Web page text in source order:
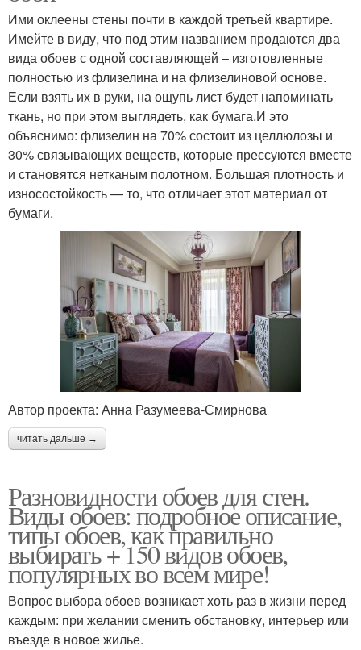
Ими оклеены стены почти в каждой третьей квартире.
Имейте в виду, что под этим названием продаются два
вида обоев с одной составляющей – изготовленные
полностью из флизелина и на флизелиновой основе.
Если взять их в руки, на ощупь лист будет напоминать
ткань, но при этом выглядеть, как бумага.И это
объяснимо: флизелин на 70% состоит из целлюлозы и
30% связывающих веществ, которые прессуются вместе
и становятся нетканым полотном. Большая плотность и
износостойкость — то, что отличает этот материал от
бумаги.
Автор проекта: Анна Разумеева-Смирнова
читать дальше →
Разновидности обоев для стен.
Виды обоев: подробное описание,
типы обоев, как правильно
выбирать + 150 видов обоев,
популярных во всем мире!
Вопрос выбора обоев возникает хоть раз в жизни перед
каждым: при желании сменить обстановку, интерьер или
въезде в новое жилье.